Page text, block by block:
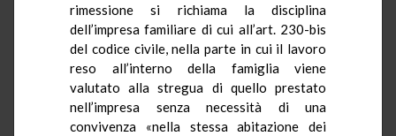
rimessione si richiama la disciplina
dell’impresa familiare di cui all’art. 230-bis
del codice civile, nella parte in cui il lavoro
reso all’interno della famiglia viene
valutato alla stregua di quello prestato
nell’impresa senza necessità di una
convivenza «nella stessa abitazione dei